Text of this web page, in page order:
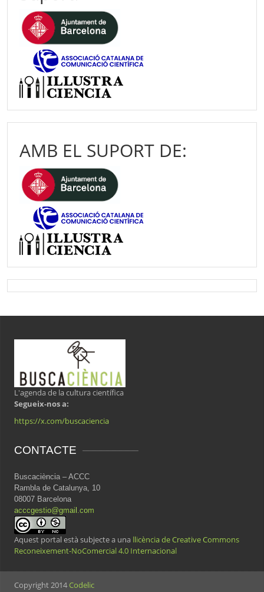
AMB EL SUPORT DE:
L'agenda de la cultura científica
Segueix-nos a:
https://x.com/buscaciencia
CONTACTE
Buscaciència – ACCC
Rambla de Catalunya, 10
08007 Barcelona
acccgestio@gmail.com
Aquest portal està subjecte a una llicència de Creative Commons
Reconeixement-NoComercial 4.0 Internacional
Copyright 2014Codelic